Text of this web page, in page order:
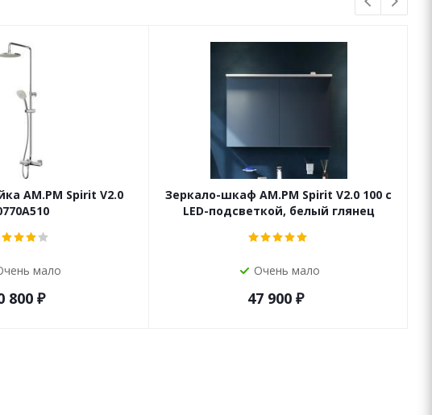
AM.PM Spirit V2.0
мало
800 ₽
Зеркало-шкаф AM.PM Spirit V2.0 100 с
LED-подсветкой, белый глянец
Очень мало
47 900 ₽